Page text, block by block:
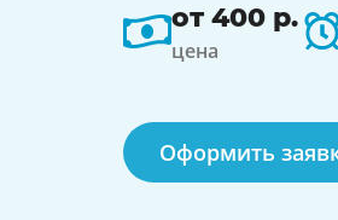
от 400 р.
цена
Оформить